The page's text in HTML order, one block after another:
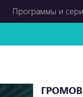
Программы и